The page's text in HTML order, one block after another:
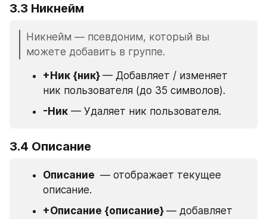
3.3 Никнейм
Никнейм — псевдоним, который вы
можете добавить в группе.
+Ник {ник} — Добавляет / изменяет
ник пользователя (до 35 символов).
-Ник — Удаляет ник пользователя.
3.4 Описание
Описание — отображает текущее
описание.
+Описание {описание} — добавляет